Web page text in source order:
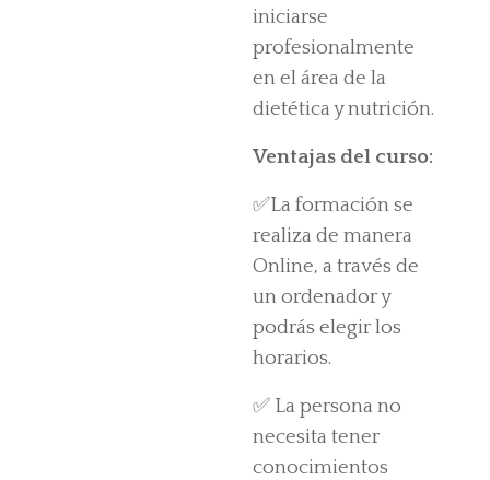
iniciarse
profesionalmente
en el área de la
dietética y nutrición.
Ventajas del curso:
✅La formación se
realiza de manera
Online, a través de
un ordenador y
podrás elegir los
horarios.
✅ La persona no
necesita tener
conocimientos